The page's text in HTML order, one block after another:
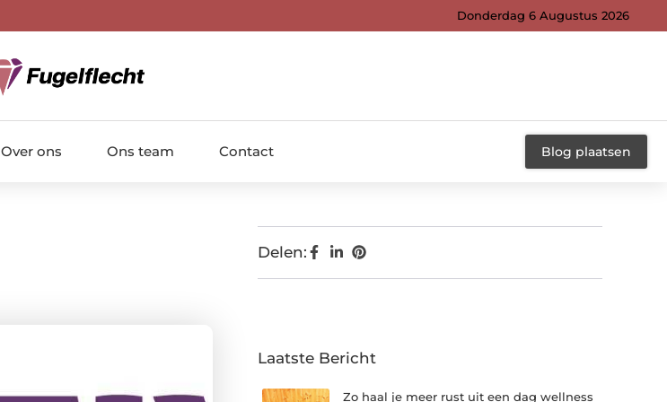
Donderdag 6 Augustus 2026
Over ons Ons team Contact Blog plaatsen
Delen:
Laatste Bericht
Zo haal je meer rust uit een dag wellness